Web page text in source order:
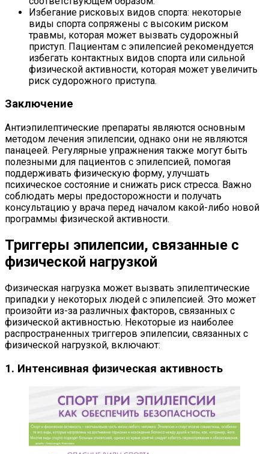
Избегание рисковых видов спорта: некоторые
виды спорта сопряжены с высоким риском
травмы, которая может вызвать судорожный
приступ. Пациентам с эпилепсией рекомендуется
избегать контактных видов спорта или сильной
физической активности, которая может увеличить
риск судорожного приступа.
Заключение
Антиэпилептические препараты являются основным
методом лечения эпилепсии, однако они не являются
панацеей. Регулярные упражнения также могут быть
полезными для пациентов с эпилепсией, помогая
поддерживать физическую форму, улучшать
психическое состояние и снижать риск стресса. Важно
соблюдать меры предосторожности и получать
консультацию у врача перед началом какой-либо новой
программы физической активности.
Триггеры эпилепсии, связанные с
физической нагрузкой
Физическая нагрузка может вызвать эпилептические
припадки у некоторых людей с эпилепсией. Это может
произойти из-за различных факторов, связанных с
физической активностью. Некоторые из наиболее
распространенных триггеров эпилепсии, связанных с
физической нагрузкой, включают:
1. Интенсивная физическая активность